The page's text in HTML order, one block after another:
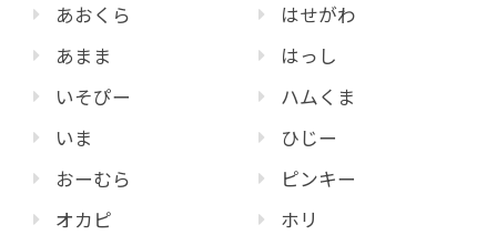
あおくら
あまま
いそぴー
いま
おーむら
オカピ
はせがわ
はっし
ハムくま
ひじー
ピンキー
ホリ